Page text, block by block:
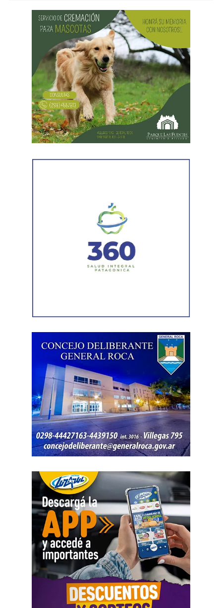
Las gestiones ante el BID comprenden un crédito de
85 millones de dólares destinado a ampliar la
producción, incorporar nuevas áreas bajo riego
efectos del cambio climático;y otro de 60 millones de
dólares para equipamiento y modernización de los
ministro de Salud, Demetrio Thalasselis; el ministro de
Hacienda, Gabriel Sánchez y el director ejecutivo de la
Unidad Provincial de Coordinación y Ejecución del
Financiamiento Externo (UPCEFE), Martín Camiña.
Como parte de la agenda oficial, la comitiva provincial
mantiene reuniones con organismos internacionales y
agencias de Estados Unidos para fortalecer vínculos que
permitan impulsar inversiones y acceder a nuevas
herramientas de financiamiento para el crecimiento de
Río Negro.
La agenda de trabajo comenzó con un encuentro en la
Embajada Argentina en Estados Unidos, donde la
comitiva se reunió con el equipo de consejeros que